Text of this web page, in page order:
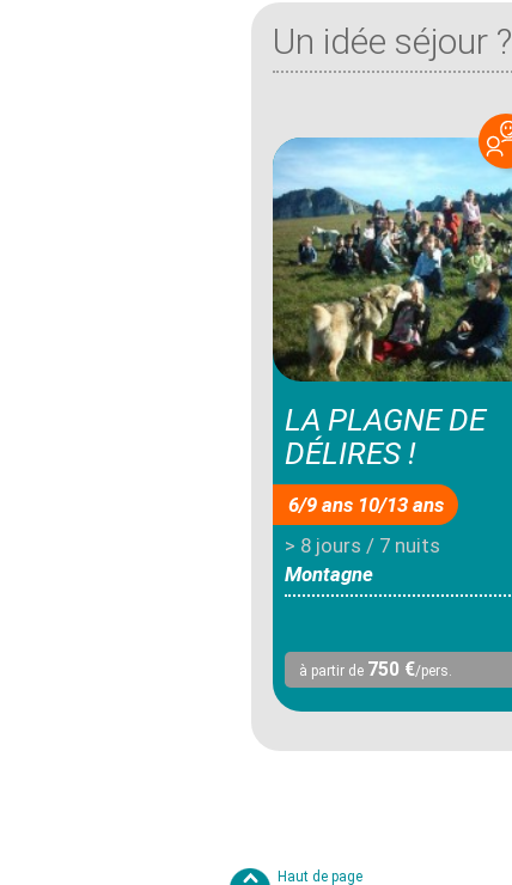
Un idée séjour ?
LA PLAGNE DE
DÉLIRES !
6/9 ans 10/13 ans
> 8 jours / 7 nuits
Montagne
à partir de 750 €/pers.
Haut de page